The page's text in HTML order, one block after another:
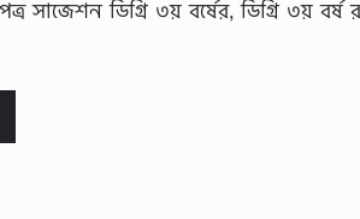
পত্র সাজেশন ডিগ্রি ৩য় বর্ষের, ডিগ্রি ৩য়